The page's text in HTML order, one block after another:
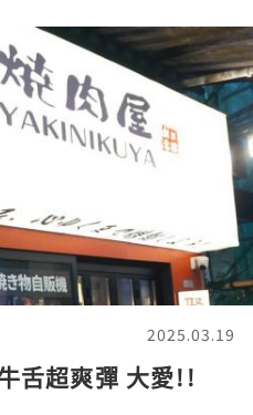
2025.03.19
舌超爽彈 大愛!!